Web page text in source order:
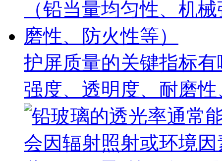
护屏质量的关键指标
强度、透明度、耐磨